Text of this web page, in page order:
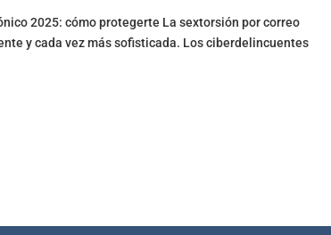
2025: cómo protegerte La sextorsión por correo
y cada vez más sofisticada. Los ciberdelincuentes